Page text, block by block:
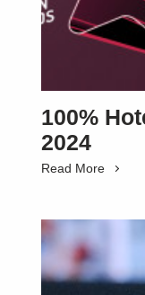
100%
2024
Read More